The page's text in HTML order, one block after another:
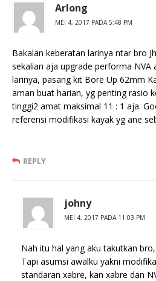
Arlong
MEI 4, 2017 PADA 5:48 PM
Bakalan keberatan larinya ntar bro
sekalian aja upgrade performa NVA
larinya, pasang kit Bore Up 62mm
aman buat harian, yg penting rasio
tinggi2 amat maksimal 11 : 1 aja.
referensi modifikasi kayak yg ane
REPLY
johny
MEI 4, 2017 PADA 11:03 PM
Nah itu hal yang aku takutkan
Tapi asumsi awalku yakni
standaran xabre, kan xabre dan